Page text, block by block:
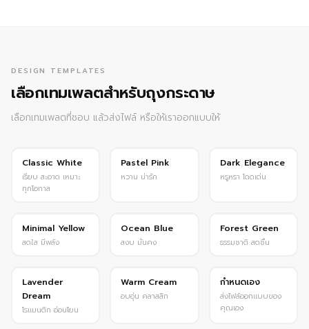
DESIGN TEMPLATES
เลือกเทมเพลตสำหรับถุงกระดาษ
เลือกเทมเพลตที่ชอบ แล้วส่งไฟล์ หรือให้เราออกแบบให้
ยอดนิยม
Classic White
เรียบ สะอาด เหมาะ
ทุกโอกาส
ฮิต
Pastel Pink
หวาน น่ารัก
Premium
Dark Elegance
หรูหรา โดดเด่น
Minimal Yellow
สดใส มีพลัง
Ocean Blue
สงบ มั่นคง
Forest Green
ธรรมชาติ สดชื่น
Lavender
Dream
โรแมนติก อ่อนโยน
Warm Cream
อบอุ่น คลาสสิก
Custom
กำหนดเอง
ส่งไฟล์ออกแบบของ
คุณเอง